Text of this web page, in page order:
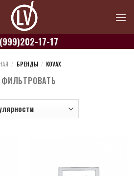
17-17
/ БРЕНДЫ / KOVAX
ФИЛЬТРОВАТЬ